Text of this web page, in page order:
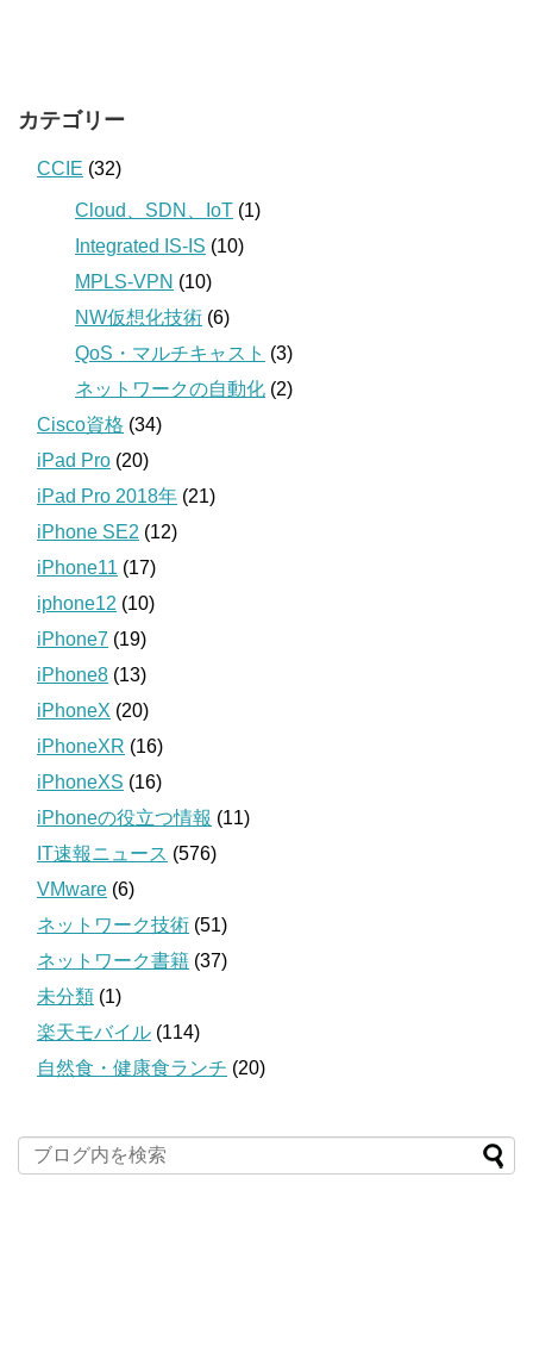
カテゴリー
CCIE (32)
Cloud、SDN、IoT (1)
Integrated IS-IS (10)
MPLS-VPN (10)
NW仮想化技術 (6)
QoS・マルチキャスト (3)
ネットワークの自動化 (2)
Cisco資格 (34)
iPad Pro (20)
iPad Pro 2018年 (21)
iPhone SE2 (12)
iPhone11 (17)
iphone12 (10)
iPhone7 (19)
iPhone8 (13)
iPhoneX (20)
iPhoneXR (16)
iPhoneXS (16)
iPhoneの役立つ情報 (11)
IT速報ニュース (576)
VMware (6)
ネットワーク技術 (51)
ネットワーク書籍 (37)
未分類 (1)
楽天モバイル (114)
自然食・健康食ランチ (20)